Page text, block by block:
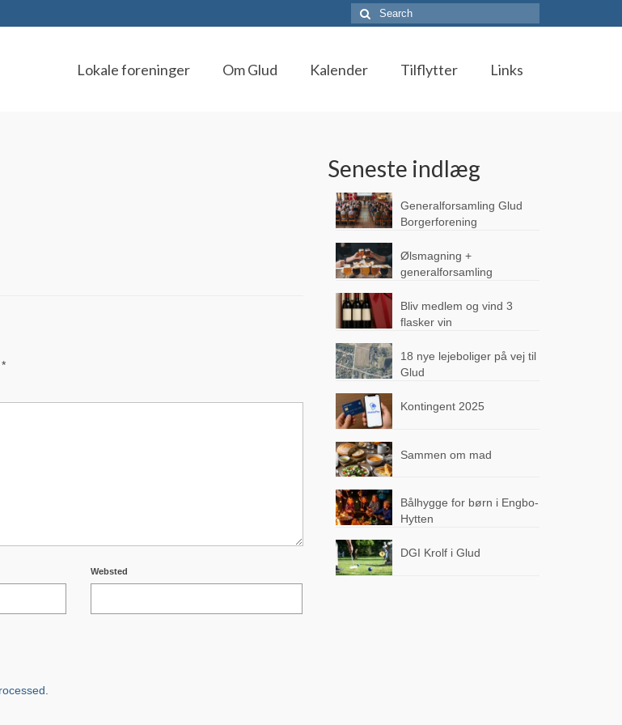
Search
for:
Lokale foreninger Om Glud Kalender Tilflytter Links
*
Websted
Seneste indlæg
Generalforsamling Glud
Borgerforening
Ølsmagning +
generalforsamling
Bliv medlem og vind 3
flasker vin
18 nye lejeboliger på vej til
Glud
Kontingent 2025
Sammen om mad
Bålhygge for børn i Engbo-
Hytten
DGI Krolf i Glud